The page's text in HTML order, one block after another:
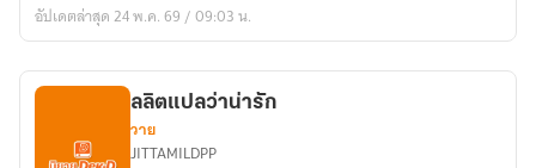
อัปเดตล่าสุด 24 พ.ค. 69 / 09:03 น.
ลลิตแปลว่าน่ารัก
วาย
JITTAMILDPP